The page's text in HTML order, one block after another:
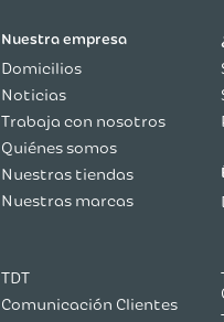
Nuestra empresa
Domicilios
Noticias
Trabaja con nosotros
Quiénes somos
Nuestras tiendas
Nuestras marcas
TDT
Comunicación Clientes